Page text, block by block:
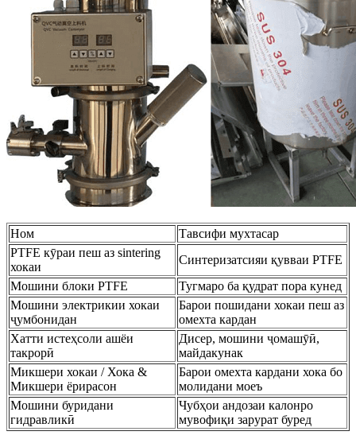
Ном
Тавсифи мухтасар
PTFE кӯраи пеш аз sintering
хокаи
Синтеризатсияи қувваи PTFE
Мошини блоки PTFE
Тугмаро ба қудрат пора кунед
Мошини электрикии хокаи
ҷумбонидан
Барои пошидани хокаи пеш аз
омехта кардан
Хатти истеҳсоли ашёи
такрорӣ
Дисер, мошини ҷомашӯӣ,
майдакунак
Микшери хокаи / Хока &
Микшери ёрирасон
Барои омехта кардани хока бо
молидани моеъ
Мошини буридани
гидравликӣ
Чубҳои андозаи калонро
мувофиқи зарурат буред